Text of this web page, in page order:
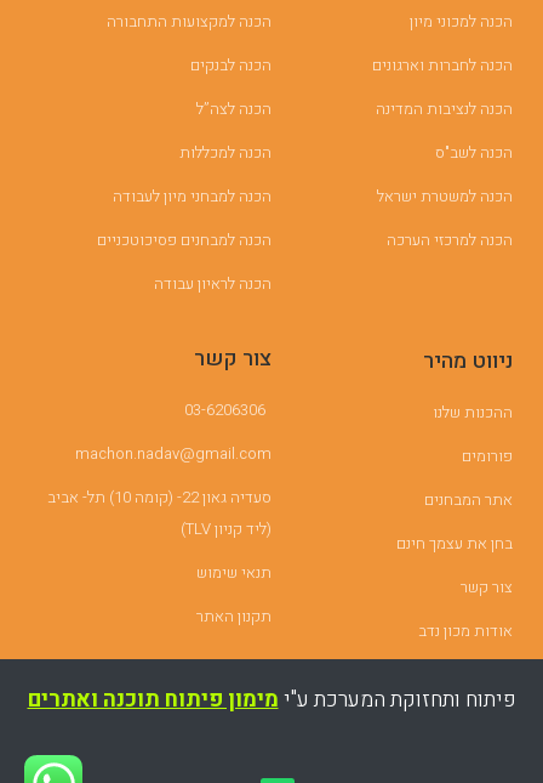
הכנה למכוני מיון
הכנה לחברות וארגונים
הכנה לנציבות המדינה
הכנה לשב"ס
הכנה למשטרת ישראל
הכנה למרכזי הערכה
הכנה למקצועות התחבורה
הכנה לבנקים
הכנה לצה”ל
הכנה למכללות
הכנה למבחני מיון לעבודה
הכנה למבחנים פסיכוטכניים
הכנה לראיון עבודה
ניווט מהיר
ההכנות שלנו
פורומים
אתר המבחנים
בחן את עצמך חינם
צור קשר
אודות מכון נדב
צור קשר
03-6206306
machon.nadav@gmail.com
סעדיה גאון 22- (קומה 10) תל- אביב
(ליד קניון TLV)
תנאי שימוש
תקנון האתר
פיתוח ותחזוקת המערכת ע"ימימון פיתוח תוכנה ואתרים